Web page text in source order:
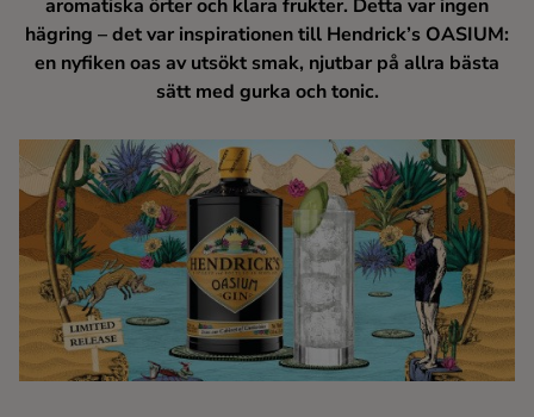
Shots
Vodka
Whisky
Ingredienser
aromatiska örter och klara frukter. Detta var ingen
hägring – det var inspirationen till Hendrick’s OASIUM:
en nyfiken oas av utsökt smak, njutbar på allra bästa
sätt med gurka och tonic.